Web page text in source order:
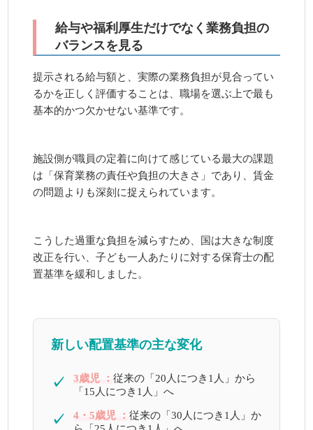
給与や福利厚生だけでなく業務負担の
バランスを見る
提示される給与額と、実際の業務負担が見合ってい
るかを正しく評価することは、職場を選ぶ上で最も
基本的かつ欠かせない基準です。
施設側が職員の定着に向けて感じている最大の課題
は「保育業務の責任や負担の大きさ」であり、賃金
の問題よりも深刻に捉えられています。
こうした過重な負担を減らすため、国は大きな制度
改正を行い、子ども一人あたりに対する保育士の配
置基準を緩和しました。
新しい配置基準の主な変化
✓ 3歳児 ：従来の「20人につき1人」から
「15人につき1人」へ
✓ 4・5歳児 ：従来の「30人につき1人」か